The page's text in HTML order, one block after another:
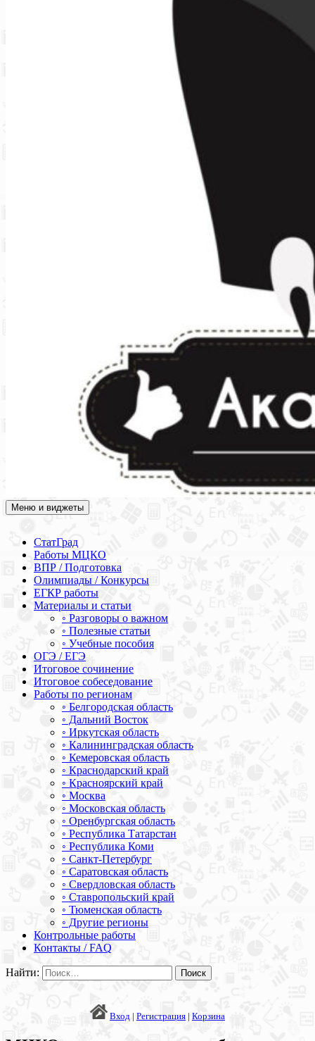
Академия СОВА
Подготовка к ЕГЭ, ОГЭ, ВПР, МЦКО, СтатГрад, КДР, ВОШ,
Меню и виджеты
СтатГрад
Работы МЦКО
ВПР / Подготовка
Олимпиады / Конкурсы
ЕГКР работы
Материалы и статьи
◦ Разговоры о важном
◦ Полезные статьи
◦ Учебные пособия
ОГЭ / ЕГЭ
Итоговое сочинение
Итоговое собеседование
Работы по регионам
◦ Белгородская область
◦ Дальний Восток
◦ Иркутская область
◦ Калининградская область
◦ Кемеровская область
◦ Краснодарский край
◦ Красноярский край
◦ Москва
◦ Московская область
◦ Оренбургская область
◦ Республика Татарстан
◦ Республика Коми
◦ Санкт-Петербург
◦ Саратовская область
◦ Свердловская область
◦ Ставропольский край
◦ Тюменская область
◦ Другие регионы
Контрольные работы
Контакты / FAQ
Найти:
Вход | Регистрация | Корзина